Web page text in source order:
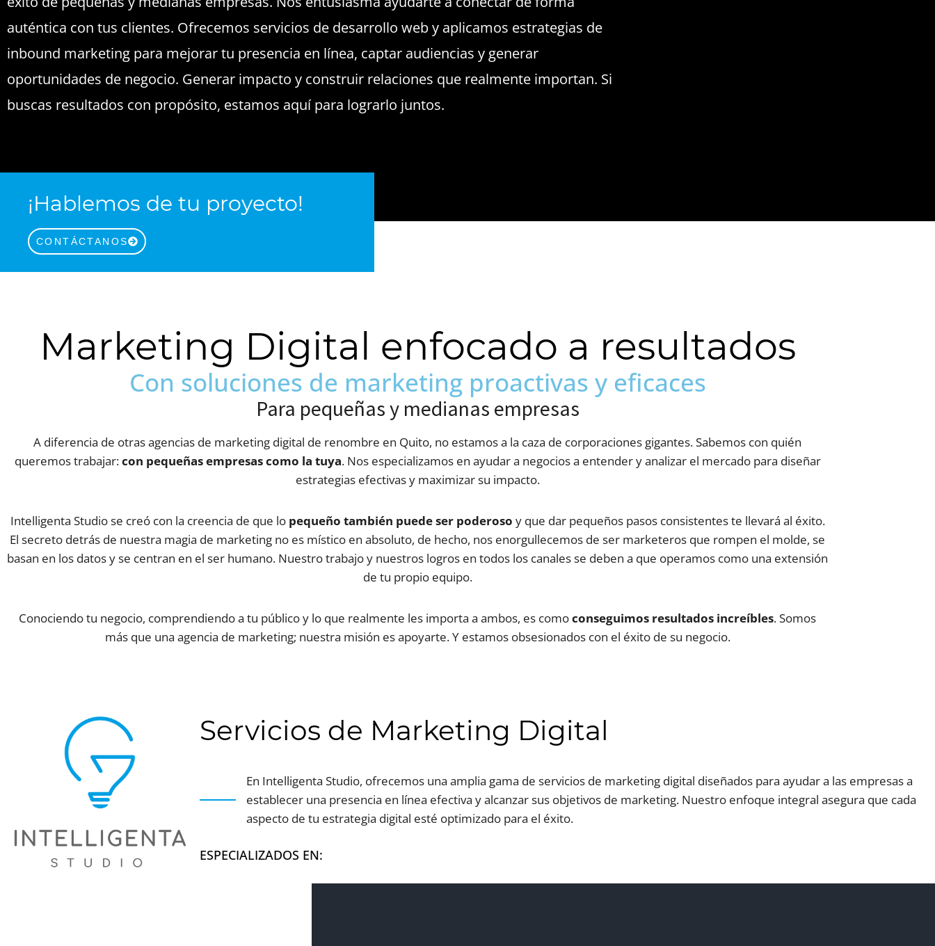
auténtica con tus clientes. Ofrecemos servicios de desarrollo web y aplicamos estrategias de
inbound marketing para mejorar tu presencia en línea, captar audiencias y generar
oportunidades de negocio. Generar impacto y construir relaciones que realmente importan. Si
buscas resultados con propósito, estamos aquí para lograrlo juntos.
¡Hablemos de tu proyecto!
CONTÁCTANOS
Marketing Digital enfocado a resultados
Con soluciones de marketing proactivas y eficaces
Para pequeñas y medianas empresas
A diferencia de otras agencias de marketing digital de renombre en Quito, no estamos a la caza de corporaciones gigantes. Sabemos con quién
queremos trabajar:con pequeñas empresas como la tuya. Nos especializamos en ayudar a negocios a entender y analizar el mercado para diseñar
estrategias efectivas y maximizar su impacto.
Intelligenta Studio se creó con la creencia de que lo pequeño también puede ser poderoso y que dar pequeños pasos consistentes te llevará al éxito.
El secreto detrás de nuestra magia de marketing no es místico en absoluto, de hecho, nos enorgullecemos de ser marketeros que rompen el molde, se
basan en los datos y se centran en el ser humano. Nuestro trabajo y nuestros logros en todos los canales se deben a que operamos como una extensión
de tu propio equipo.
Conociendo tu negocio, comprendiendo a tu público y lo que realmente les importa a ambos, es comoconseguimos resultados increíbles. Somos
más que una agencia de marketing; nuestra misión es apoyarte. Y estamos obsesionados con el éxito de su negocio.
Servicios de Marketing Digital
En Intelligenta Studio, ofrecemos una amplia gama de servicios de marketing digital diseñados para ayudar a las empresas a
establecer una presencia en línea efectiva y alcanzar sus objetivos de marketing. Nuestro enfoque integral asegura que cada
aspecto de tu estrategia digital esté optimizado para el éxito.
ESPECIALIZADOS EN: